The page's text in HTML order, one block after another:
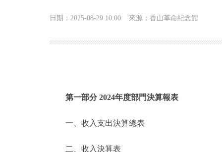
日期：2025-08-29 10:00 來源：香山革命紀念館
第一部分 2024年度部門決算報表
一、收入支出決算總表
二、收入決算表